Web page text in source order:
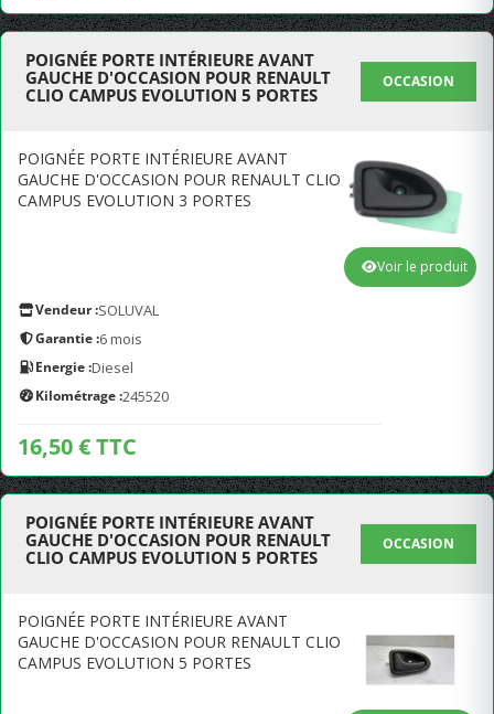
POIGNÉE PORTE INTÉRIEURE AVANT
GAUCHE D'OCCASION POUR RENAULT
CLIO CAMPUS EVOLUTION 5 PORTES
OCCASION
POIGNÉE PORTE INTÉRIEURE AVANT
GAUCHE D'OCCASION POUR RENAULT CLIO
CAMPUS EVOLUTION 3 PORTES
Vendeur :SOLUVAL
Garantie :6 mois
Energie :Diesel
Kilométrage :245520
16,50 € TTC
Voir le produit
POIGNÉE PORTE INTÉRIEURE AVANT
GAUCHE D'OCCASION POUR RENAULT
CLIO CAMPUS EVOLUTION 5 PORTES
OCCASION
POIGNÉE PORTE INTÉRIEURE AVANT
GAUCHE D'OCCASION POUR RENAULT CLIO
CAMPUS EVOLUTION 5 PORTES